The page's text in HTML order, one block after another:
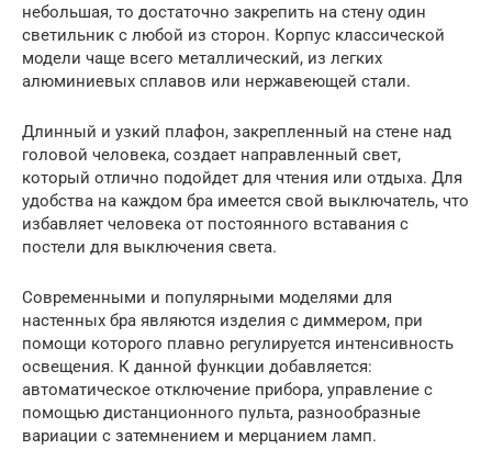
небольшая, то достаточно закрепить на стену один
светильник с любой из сторон. Корпус классической
модели чаще всего металлический, из легких
алюминиевых сплавов или нержавеющей стали.
Длинный и узкий плафон, закрепленный на стене над
головой человека, создает направленный свет,
который отлично подойдет для чтения или отдыха. Для
удобства на каждом бра имеется свой выключатель, что
избавляет человека от постоянного вставания с
постели для выключения света.
Современными и популярными моделями для
настенных бра являются изделия с диммером, при
помощи которого плавно регулируется интенсивность
освещения. К данной функции добавляется:
автоматическое отключение прибора, управление с
помощью дистанционного пульта, разнообразные
вариации с затемнением и мерцанием ламп.